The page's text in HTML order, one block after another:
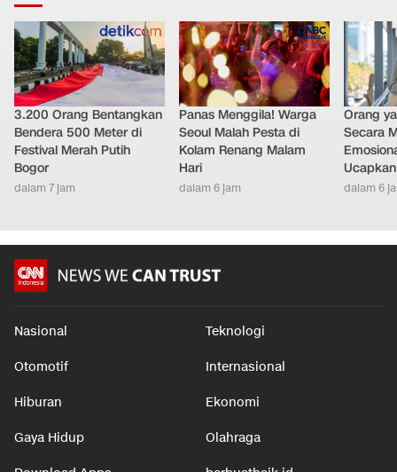
3.200 Orang Bentangkan
Bendera 500 Meter di
Festival Merah Putih
Bogor
dalam 7 jam
Panas Menggila! Warga
Seoul Malah Pesta di
Kolam Renang Malam
Hari
dalam 6 jam
Orang
Secara
dalam 6
Nasional Teknologi
Otomotif Internasional
Hiburan Ekonomi
Gaya Hidup Olahraga